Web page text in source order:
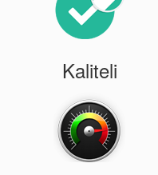
Kaliteli